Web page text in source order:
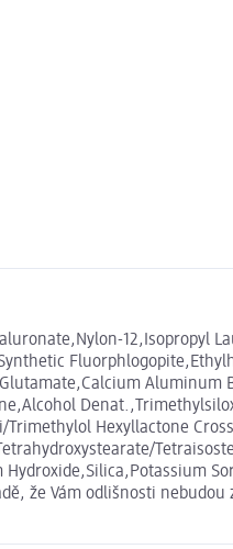
12,Isopropyl
Aluminum
Hexyllactone
že Vám odlišnosti nebudou